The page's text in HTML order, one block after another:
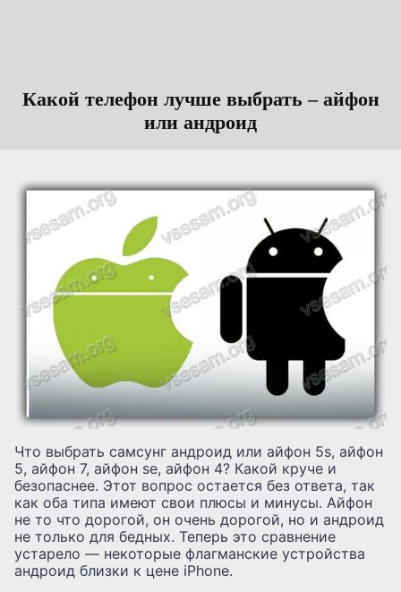
Какой телефон лучше выбрать – айфон
или андроид
Что выбрать самсунг андроид или айфон 5s, айфон
5, айфон 7, айфон se, айфон 4? Какой круче и
безопаснее. Этот вопрос остается без ответа, так
как оба типа имеют свои плюсы и минусы. Айфон
не то что дорогой, он очень дорогой, но и андроид
не только для бедных. Теперь это сравнение
устарело — некоторые флагманские устройства
андроид близки к цене iPhone.